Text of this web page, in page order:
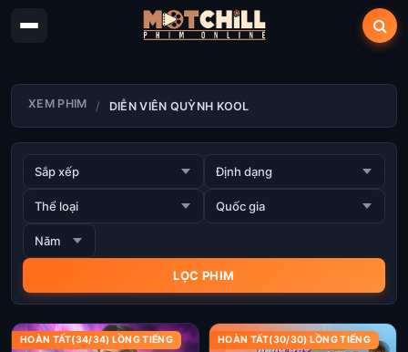
XEM PHIM DIỄN VIÊN QUỲNH KOOL
HOÀN TẤT(34/34) LỒNG TIẾNG HOÀN TẤT(30/30) LỒNG TIẾNG